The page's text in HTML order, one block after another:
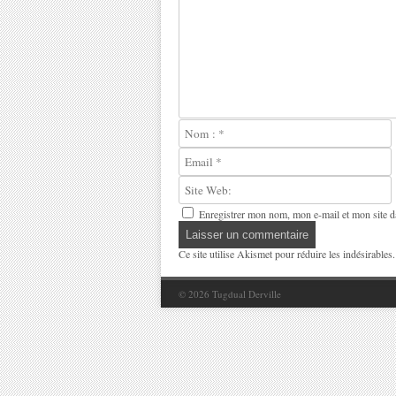
Enregistrer mon nom, mon e-mail et mon site
Ce site utilise Akismet pour réduire les indésirables.
© 2026 Tugdual Derville